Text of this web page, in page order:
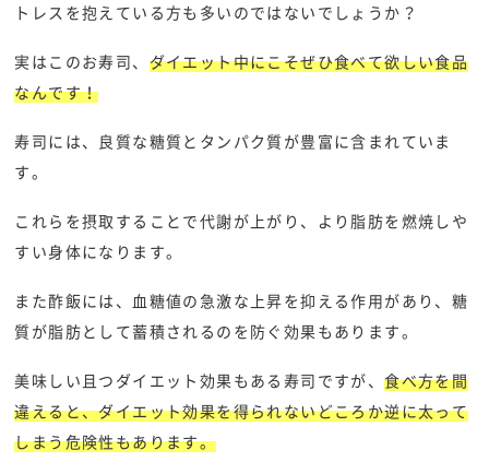
トレスを抱えている方も多いのではないでしょうか？
実はこのお寿司、 ダイエット中にこそぜひ食べて欲しい食品
なんです！
寿司には、良質な糖質とタンパク質が豊富に含まれていま
す。
これらを摂取することで代謝が上がり、より脂肪を燃焼しや
すい身体になります。
また酢飯には、血糖値の急激な上昇を抑える作用があり、糖
質が脂肪として蓄積されるのを防ぐ効果もあります。
美味しい且つダイエット効果もある寿司ですが、食べ方を間
違えると、ダイエット効果を得られないどころか逆に太って
しまう危険性もあります。